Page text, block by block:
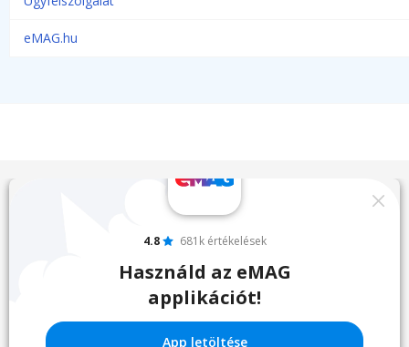
eMAG.hu
4.8 681k értékelések
Használd az eMAG
applikációt!
App letöltése